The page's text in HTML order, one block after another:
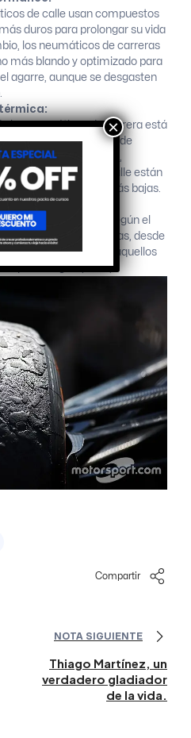
de calle usan compuestos
duros para prolongar su vida
los neumáticos de carreras
más blando y optimizado para
agarre, aunque se desgasten
los neumáticos de carrera está
funcionar en rangos de
elevados (100-140 °C),
los neumáticos de calle están
para temperaturas más bajas.
de caucho varía según el
condiciones climáticas, desde
blandos (slicks) hasta aquellos
agua (lluvia).
Compartir
NOTA SIGUIENTE
Thiago Martínez, un
verdadero gladiador
de la vida.
×